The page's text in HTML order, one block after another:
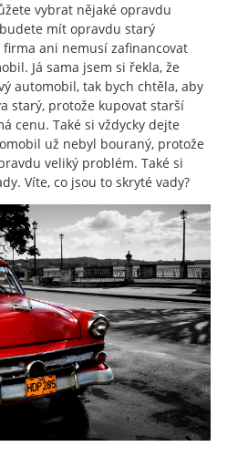
vybrat nějaké opravdu
mít opravdu starý
ani nemusí zafinancovat
Já sama jsem si řekla, že
automobil, tak bych chtěla, aby
starý, protože kupovat starší
cenu. Také si vždycky dejte
už nebyl bouraný, protože
veliký problém. Také si
Víte, co jsou to skryté vady?